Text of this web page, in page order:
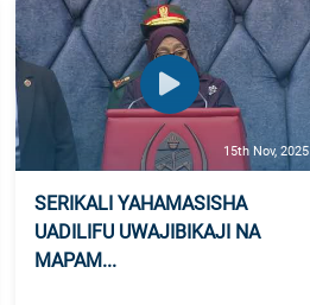
15th Nov, 2025
SERIKALI YAHAMASISHA
UADILIFU UWAJIBIKAJI NA
MAPAM...